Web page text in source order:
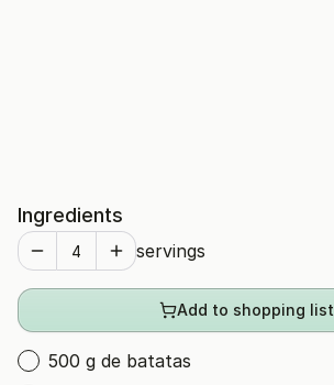
Ingredients
servings
Add to shopping list
500 g de batatas